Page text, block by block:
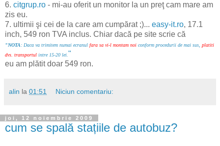
6. citgrup.ro - mi-au oferit un monitor la un preţ cam mare am
zis eu.
7. ultimii şi cei de la care am cumpărat ;)... easy-it.ro, 17.1
inch, 549 ron TVA inclus. Chiar dacă pe site scrie că
"NOTA: Daca va trimitem numai ecranul fara sa vi-l montam noi conform procedurii de mai sus, platiti
dvs. transportul intre 15-20 lei. "
eu am plătit doar 549 ron.
alin la 01:51 Niciun comentariu:
joi, 12 noiembrie 2009
cum se spală stațiile de autobuz?